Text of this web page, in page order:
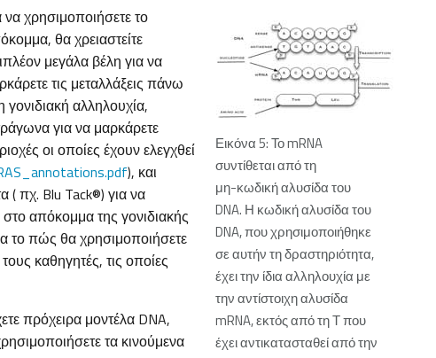
Εικόνα 5: Το mRNA
συντίθεται από τη
μη-κωδική αλυσίδα του
DNA. Η κωδική αλυσίδα του
DNA, που χρησιμοποιήθηκε
σε αυτήν τη δραστηριότητα,
έχει την ίδια αλληλουχία με
την αντίστοιχη αλυσίδα
mRNA, εκτός από τη Τ που
έχει αντικατασταθεί από την
να χρησιμοποιήσετε το
θα χρειαστείτε
μεγάλα βέλη για να
τις μεταλλάξεις πάνω
γονιδιακή αλληλουχία,
για να μαρκάρετε
οι οποίες έχουν ελεγχθεί
), και
( πχ. Blu Tack®) για να
απόκομμα της γονιδιακής
το πώς θα χρησιμοποιήσετε
καθηγητές, τις οποίες
πρόχειρα μοντέλα DNA,
τα κινούμενα